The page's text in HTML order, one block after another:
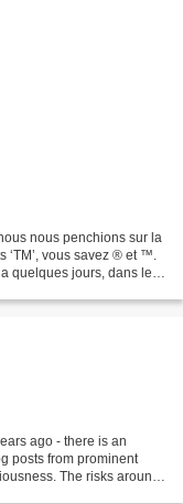
nous penchions sur la
‘TM’, vous savez ® et ™.
quelques jours, dans le
ago - there is an
posts from prominent
The risks around